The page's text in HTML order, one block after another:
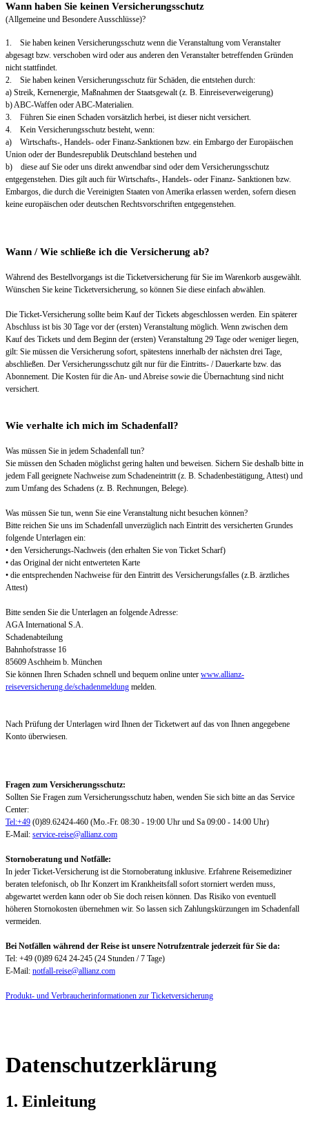
Wann haben Sie keinen Versicherungsschutz
(Allgemeine und Besondere Ausschlüsse)?
1. Sie haben keinen Versicherungsschutz wenn die Veranstaltung vom Veranstalter
abgesagt bzw. verschoben wird oder aus anderen den Veranstalter betreffenden Gründen
nicht stattfindet.
2. Sie haben keinen Versicherungsschutz für Schäden, die entstehen durch:
a) Streik, Kernenergie, Maßnahmen der Staatsgewalt (z. B. Einreiseverweigerung)
b) ABC-Waffen oder ABC-Materialien.
3. Führen Sie einen Schaden vorsätzlich herbei, ist dieser nicht versichert.
4. Kein Versicherungsschutz besteht, wenn:
a) Wirtschafts-, Handels- oder Finanz-Sanktionen bzw. ein Embargo der Europäischen
Union oder der Bundesrepublik Deutschland bestehen und
b) diese auf Sie oder uns direkt anwendbar sind oder dem Versicherungsschutz
entgegenstehen. Dies gilt auch für Wirtschafts-, Handels- oder Finanz- Sanktionen bzw.
Embargos, die durch die Vereinigten Staaten von Amerika erlassen werden, sofern diesen
keine europäischen oder deutschen Rechtsvorschriften entgegenstehen.
Wann / Wie schließe ich die Versicherung ab?
Während des Bestellvorgangs ist die Ticketversicherung für Sie im Warenkorb ausgewählt.
Wünschen Sie keine Ticketversicherung, so können Sie diese einfach abwählen.
Die Ticket-Versicherung sollte beim Kauf der Tickets abgeschlossen werden. Ein späterer
Abschluss ist bis 30 Tage vor der (ersten) Veranstaltung möglich. Wenn zwischen dem
Kauf des Tickets und dem Beginn der (ersten) Veranstaltung 29 Tage oder weniger liegen,
gilt: Sie müssen die Versicherung sofort, spätestens innerhalb der nächsten drei Tage,
abschließen. Der Versicherungsschutz gilt nur für die Eintritts- / Dauerkarte bzw. das
Abonnement. Die Kosten für die An- und Abreise sowie die Übernachtung sind nicht
versichert.
Wie verhalte ich mich im Schadenfall?
Was müssen Sie in jedem Schadenfall tun?
Sie müssen den Schaden möglichst gering halten und beweisen. Sichern Sie deshalb bitte in
jedem Fall geeignete Nachweise zum Schadeneintritt (z. B. Schadenbestätigung, Attest) und
zum Umfang des Schadens (z. B. Rechnungen, Belege).
Was müssen Sie tun, wenn Sie eine Veranstaltung nicht besuchen können?
Bitte reichen Sie uns im Schadenfall unverzüglich nach Eintritt des versicherten Grundes
folgende Unterlagen ein:
• den Versicherungs-Nachweis (den erhalten Sie von Ticket Scharf)
• das Original der nicht entwerteten Karte
• die entsprechenden Nachweise für den Eintritt des Versicherungsfalles (z.B. ärztliches
Attest)
Bitte senden Sie die Unterlagen an folgende Adresse:
AGA International S.A.
Schadenabteilung
Bahnhofstrasse 16
85609 Aschheim b. München
Sie können Ihren Schaden schnell und bequem online unter www.allianz-
reiseversicherung.de/schadenmeldung melden.
Nach Prüfung der Unterlagen wird Ihnen der Ticketwert auf das von Ihnen angegebene
Konto überwiesen.
Fragen zum Versicherungsschutz:
Sollten Sie Fragen zum Versicherungsschutz haben, wenden Sie sich bitte an das Service
Center:
Tel:+49 (0)89.62424-460 (Mo.-Fr. 08:30 - 19:00 Uhr und Sa 09:00 - 14:00 Uhr)
E-Mail: service-reise@allianz.com
Stornoberatung und Notfälle:
In jeder Ticket-Versicherung ist die Stornoberatung inklusive. Erfahrene Reisemediziner
beraten telefonisch, ob Ihr Konzert im Krankheitsfall sofort storniert werden muss,
abgewartet werden kann oder ob Sie doch reisen können. Das Risiko von eventuell
höheren Stornokosten übernehmen wir. So lassen sich Zahlungskürzungen im Schadenfall
vermeiden.
Bei Notfällen während der Reise ist unsere Notrufzentrale jederzeit für Sie da:
Tel: +49 (0)89 624 24-245 (24 Stunden / 7 Tage)
E-Mail: notfall-reise@allianz.com
Produkt- und Verbraucherinformationen zur Ticketversicherung
Datenschutzerklärung
1. Einleitung